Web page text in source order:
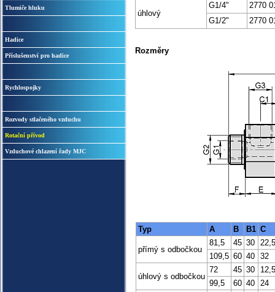
Tlumiče hluku
Hadice
Příslušenství pro hadice
Rychlospojky
Rozvody stlačeného vzduchu
Rotační přívod
Vzduchové chlazení řady MJC
úhlový
G1/4"
2770
G1/2"
2770
Rozměry
Typ A B B1 C
přímý s odbočkou
81,5 45 30
22,5
109,5 60 40 32
úhlový s odbočkou
72 45 30
12,5
99,5
60 40 24